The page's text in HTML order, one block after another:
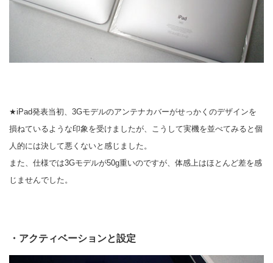
★iPad発表当初、3Gモデルのアンテナカバーがせっかくのデザインを
損ねているような印象を受けましたが、こうして実機を並べてみると個
人的には決して悪くないと感じました。
また、仕様では3Gモデルが50g重いのですが、体感上はほとんど差を感
じませんでした。
・アクティベーションと設定